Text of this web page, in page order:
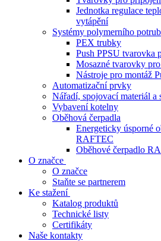
Jednotka regulace
vytápění
Systémy polymerního
PEX trubky
Push PPSU tvarovka
Mosazné tvarovky
Nástroje pro montáž
Automatizační prvky
Nářadí, spojovací materiál a
Vybavení kotelny
Oběhová čerpadla
Energeticky úsporné
RAFTEC
Oběhové čerpadlo
O značce
O značce
Staňte se partnerem
Ke stažení
Katalog produktů
Technické listy
Certifikáty
Naše kontakty